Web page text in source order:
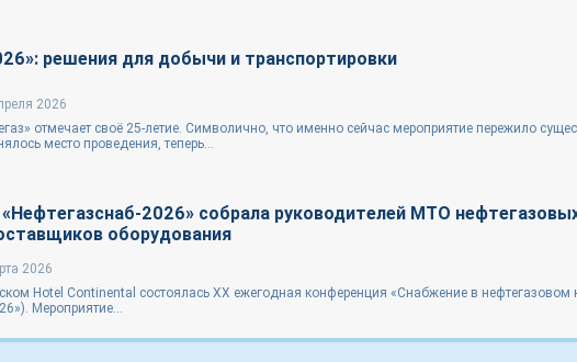
решения для добычи и транспортировки
2026
отмечает своё 25‑летие. Символично, что именно сейчас мероприятие пережило
место проведения, теперь...
2026» собрала руководителей МТО
оборудования
2026
Hotel Continental состоялась XX ежегодная конференция «Снабжение в нефтегазовом
Мероприятие...